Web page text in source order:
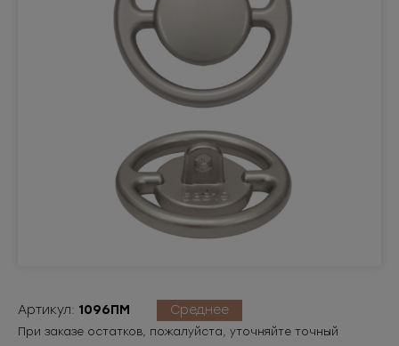
Артикул: 1096ПМ Среднее
При заказе остатков, пожалуйста, уточняйте точный